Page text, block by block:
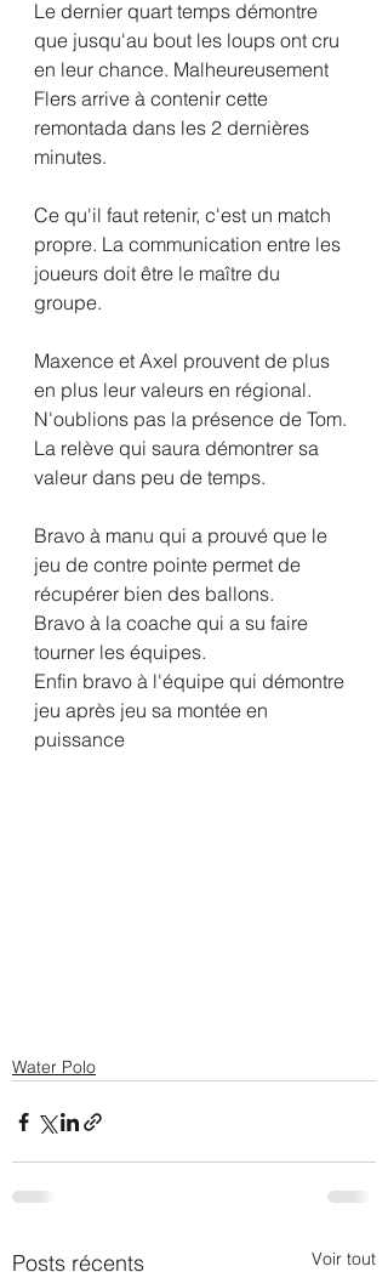
Le dernier quart temps démontre
que jusqu'au bout les loups ont cru
en leur chance. Malheureusement
Flers arrive à contenir cette
remontada dans les 2 dernières
minutes.
Ce qu'il faut retenir, c'est un match
propre. La communication entre les
joueurs doit être le maître du
groupe.
Maxence et Axel prouvent de plus
en plus leur valeurs en régional.
N'oublions pas la présence de Tom.
La relève qui saura démontrer sa
valeur dans peu de temps.
Bravo à manu qui a prouvé que le
jeu de contre pointe permet de
récupérer bien des ballons.
Bravo à la coache qui a su faire
tourner les équipes.
Enfin bravo à l'équipe qui démontre
jeu après jeu sa montée en
puissance
Water Polo
Posts récents Voir tout